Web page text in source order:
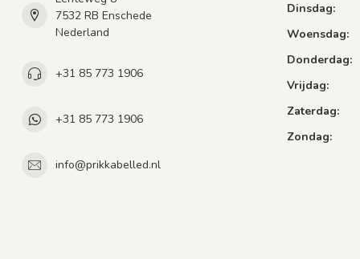
7532 RB Enschede
Nederland
+31 85 773 1906
+31 85 773 1906
info@prikkabelled.nl
Dinsdag:
Woensdag:
Donderdag:
Vrijdag:
Zaterdag:
Zondag: